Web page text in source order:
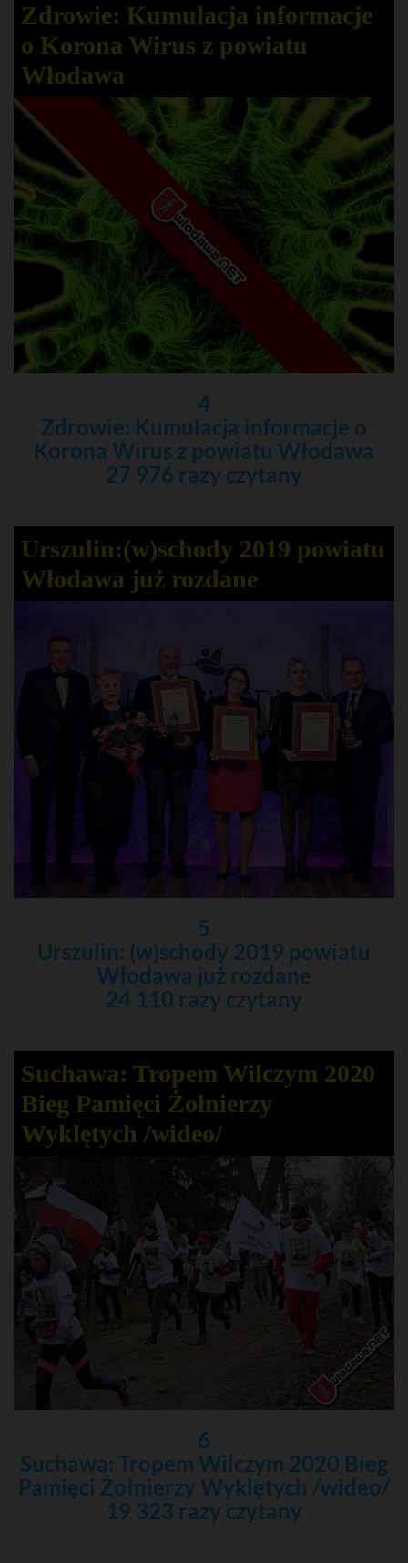
Zdrowie: Kumulacja informacje
o Korona Wirus z powiatu
Włodawa
4
Zdrowie: Kumulacja informacje o
Korona Wirus z powiatu Włodawa
27 976 razy czytany
Urszulin:(w)schody 2019 powiatu
Włodawa już rozdane
5
Urszulin: (w)schody 2019 powiatu
Włodawa już rozdane
24 110 razy czytany
Suchawa: Tropem Wilczym 2020
Bieg Pamięci Żołnierzy
Wyklętych /wideo/
6
Suchawa: Tropem Wilczym 2020 Bieg
Pamięci Żołnierzy Wyklętych /wideo/
19 323 razy czytany